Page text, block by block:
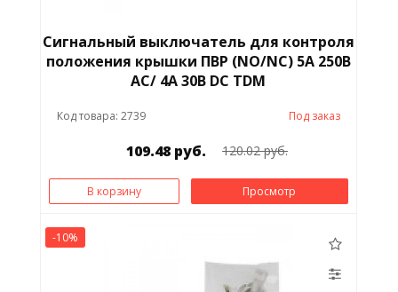
Коробка Лампа
Металлорукав Муфта кабельная
Сигнальный выключатель для контроля
положения крышки ПВР (NO/NC) 5A 250В
AC/ 4A 30В DC TDM
Код товара: 2739 Под заказ
109.48 руб. 120.02 руб.
В корзину Просмотр
-10%